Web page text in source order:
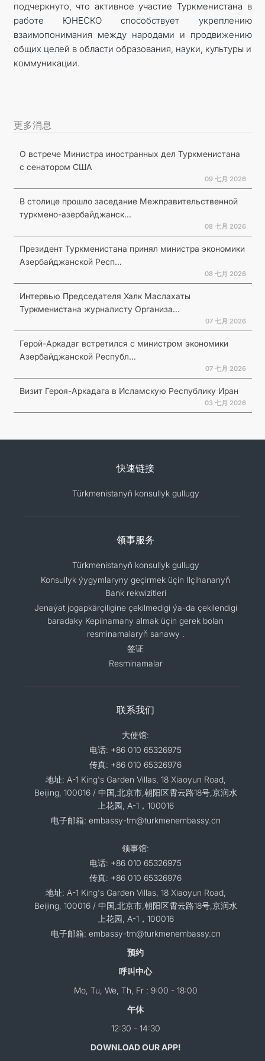
подчеркнуто, что активное участие Туркменистана в
работе ЮНЕСКО способствует укреплению
взаимопонимания между народами и продвижению
общих целей в области образования, науки, культуры и
коммуникации.
更多消息
О встрече Министра иностранных дел Туркменистана
с сенатором США
09 七月 2026
В столице прошло заседание Межправительственной
туркмено-азербайджанск...
08 七月 2026
Президент Туркменистана принял министра экономики
Азербайджанской Респ...
08 七月 2026
Интервью Председателя Халк Маслахаты
Туркменистана журналисту Организа...
07 七月 2026
Герой-Аркадаг встретился с министром экономики
Азербайджанской Республ...
07 七月 2026
Визит Героя-Аркадага в Исламскую Республику Иран
03 七月 2026
快速链接
Türkmenistanyň konsullyk gullugy
领事服务
Türkmenistanyň konsullyk gullugy
Konsullyk ýygymlaryny geçirmek üçin Ilçihananyň
Bank rekwizitleri
Jenaýat jogapkärçiligine çekilmedigi ýa-da çekilendigi
baradaky Kepilnamany almak üçin gerek bolan
resminamalaryň sanawy .
签证
Resminamalar
联系我们
大使馆:
电话: +86 010 65326975
传真: +86 010 65326976
地址: A-1 King's Garden Villas, 18 Xiaoyun Road,
Beijing, 100016 / 中国,北京市,朝阳区霄云路18号,京润水
上花园, A-1，100016
电子邮箱: embassy-tm@turkmenembassy.cn
领事馆:
电话: +86 010 65326975
传真: +86 010 65326976
地址: A-1 King's Garden Villas, 18 Xiaoyun Road,
Beijing, 100016 / 中国,北京市,朝阳区霄云路18号,京润水
上花园, A-1，100016
电子邮箱: embassy-tm@turkmenembassy.cn
预约
呼叫中心
Mo, Tu, We, Th, Fr : 9:00 - 18:00
午休
12:30 - 14:30
DOWNLOAD OUR APP!